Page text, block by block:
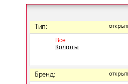
Тип:
Все
Колготы
Бренд: